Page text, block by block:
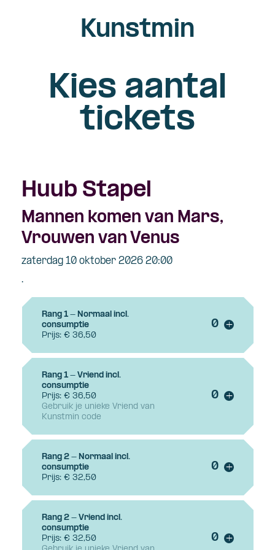
Kunstmin
Kies aantal
tickets
Huub Stapel
Mannen komen van Mars,
Vrouwen van Venus
zaterdag 10 oktober 2026 20:00
.
Rang 1 - Normaal incl.
consumptie
Prijs: € 36,50
+Voeg
Rang 1 - Vriend incl.
consumptie
Prijs: € 36,50
Gebruik je unieke Vriend van
Kunstmin code
+Voeg
Rang 2 - Normaal incl.
consumptie
Prijs: € 32,50
+Voeg
Rang 2 - Vriend incl.
consumptie
Prijs: € 32,50
+Voeg